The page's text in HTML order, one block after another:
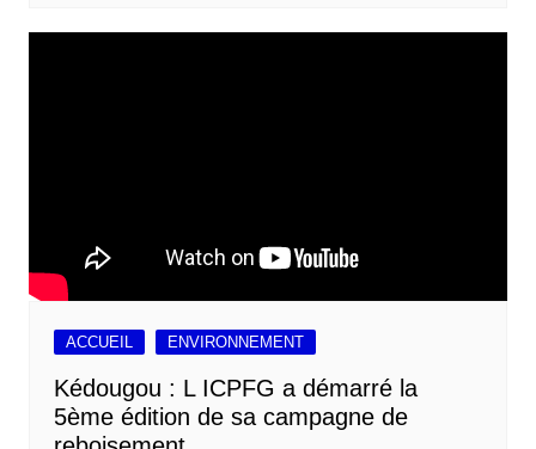
ACCUEIL ENVIRONNEMENT
Kédougou : L ICPFG a démarré la
5ème édition de sa campagne de